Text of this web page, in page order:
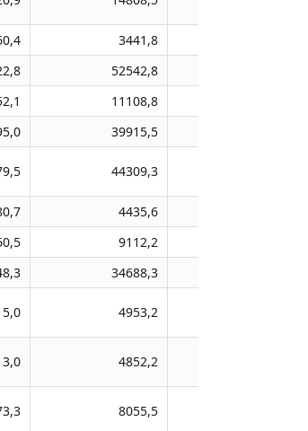
3441,8
52542,8
11108,8
39915,5
44309,3
4435,6
9112,2
34688,3
4953,2
4852,2
8055,5